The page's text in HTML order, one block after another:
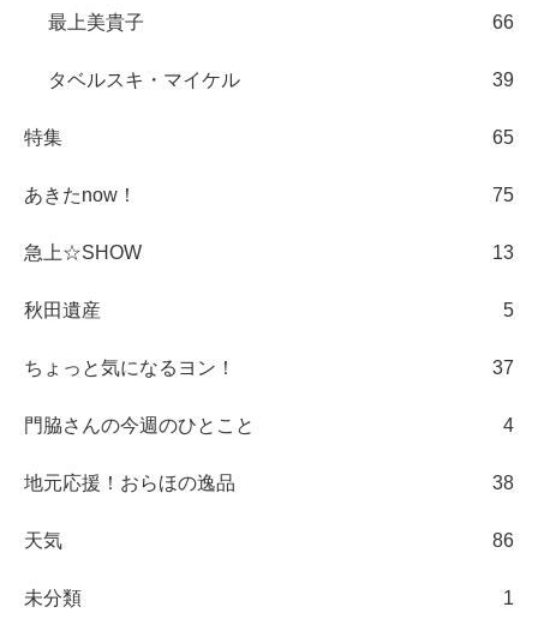
最上美貴子 66
タベルスキ・マイケル 39
特集 65
あきたnow！ 75
急上☆SHOW 13
秋田遺産 5
ちょっと気になるヨン！ 37
門脇さんの今週のひとこと 4
地元応援！おらほの逸品 38
天気 86
未分類 1